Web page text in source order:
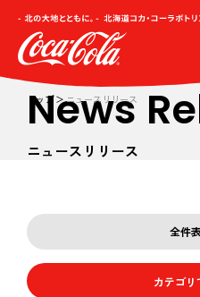
トップ ニュースリリース
News
ニュースリリース
全件
カテゴリ